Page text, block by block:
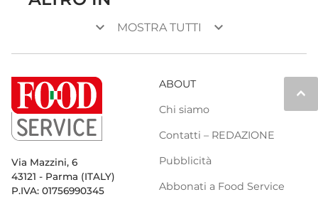
keyboard_arrow_down MOSTRA TUTTI keyboard_arrow_down
keyboard_arrow_up
Via Mazzini, 6
43121 - Parma (ITALY)
P.IVA: 01756990345
ABOUT
Chi siamo
Contatti – REDAZIONE
Pubblicità
Abbonati a Food Service